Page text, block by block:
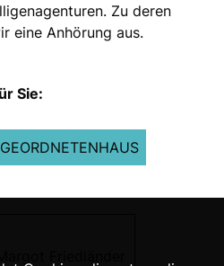
Zu deren
eine Anhörung aus.
Sie: